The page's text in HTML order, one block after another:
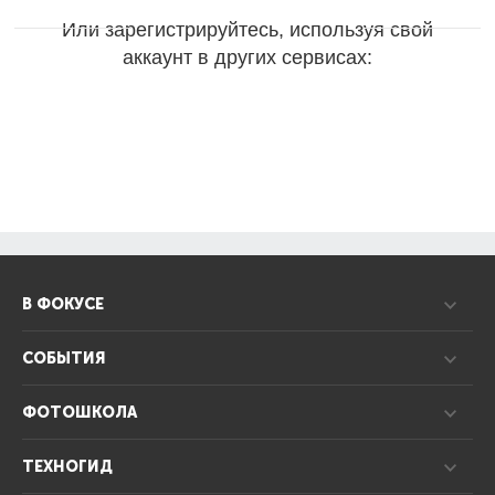
Или зарегистрируйтесь, используя свой
аккаунт в других сервисах:
В ФОКУСЕ
СОБЫТИЯ
ФОТОШКОЛА
ТЕХНОГИД